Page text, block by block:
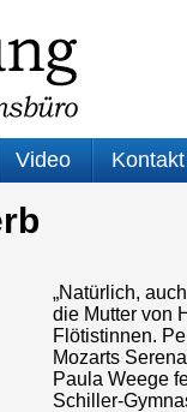
Video Kontakt
„Natürlich,
die Mutter von
Flötistinnen.
Mozarts
Paula Weege
Schiller-